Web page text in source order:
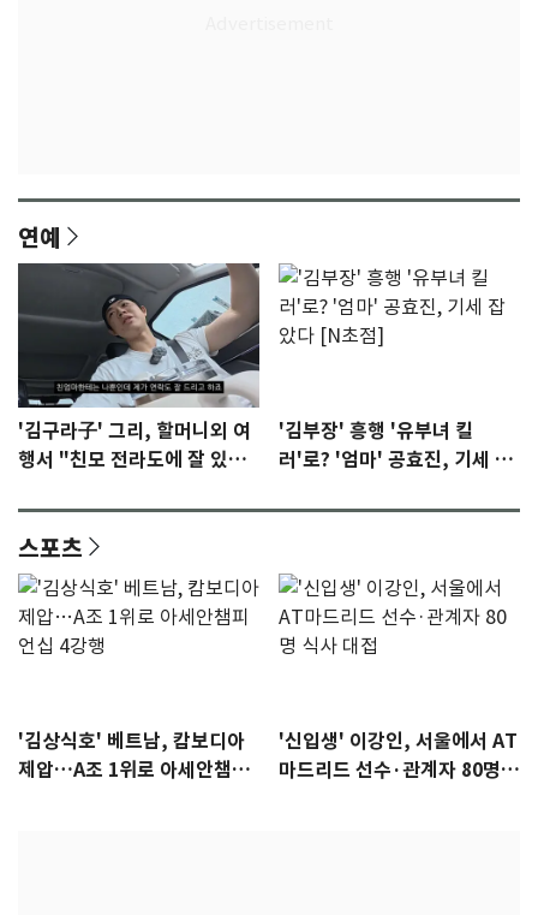
연예
'김구라子' 그리, 할머니외 여
행서 "친모 전라도에 잘 있
'김부장' 흥행 '유부녀 킬
러'로? '엄마' 공효진, 기세 잡
스포츠
'김상식호' 베트남, 캄보디아
제압…A조 1위로 아세안챔피
'신입생' 이강인, 서울에서 AT
마드리드 선수·관계자 80명